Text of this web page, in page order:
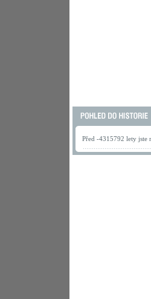
Před -4315792 lety jste